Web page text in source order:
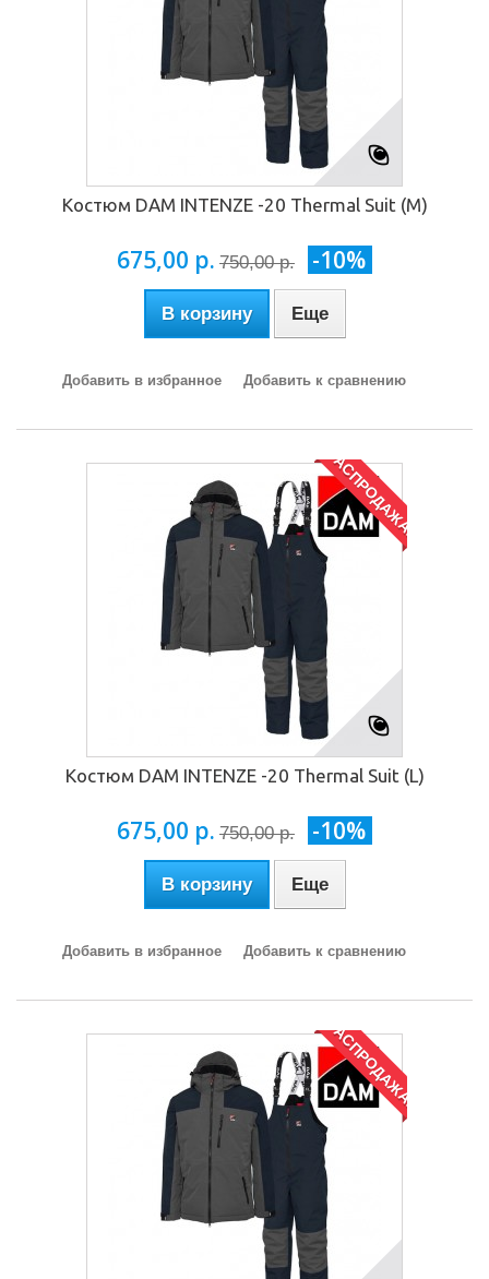
Костюм DAM INTENZE -20 Thermal Suit (M)
675,00 р. 750,00 р. -10%
В корзину Еще
Добавить в избранное Добавить к сравнению
РАСПРОДАЖА!
Костюм DAM INTENZE -20 Thermal Suit (L)
675,00 р. 750,00 р. -10%
В корзину Еще
Добавить в избранное Добавить к сравнению
РАСПРОДАЖА!